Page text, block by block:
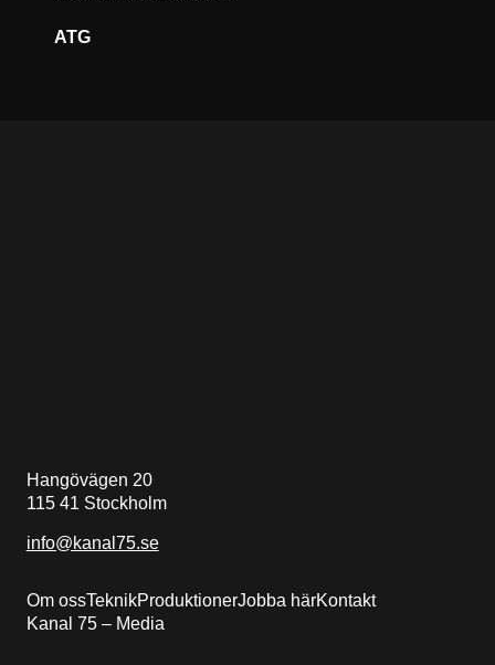
ATG
Hangövägen 20
115 41 Stockholm
info@kanal75.se
Om ossTeknikProduktionerJobba härKontakt
Kanal 75 – Media